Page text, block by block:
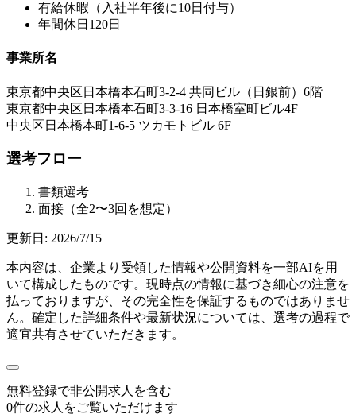
有給休暇（入社半年後に10日付与）
年間休日120日
事業所名
東京都中央区日本橋本石町3-2-4 共同ビル（日銀前）6階
東京都中央区日本橋本石町3-3-16 日本橋室町ビル4F
中央区日本橋本町1-6-5 ツカモトビル 6F
選考フロー
書類選考
面接（全2〜3回を想定）
更新日: 2026/7/15
本内容は、企業より受領した情報や公開資料を一部AIを用
いて構成したものです。現時点の情報に基づき細心の注意を
払っておりますが、その完全性を保証するものではありませ
ん。確定した詳細条件や最新状況については、選考の過程で
適宜共有させていただきます。
無料登録で非公開求人 を含む
0件の求人をご覧いただけます